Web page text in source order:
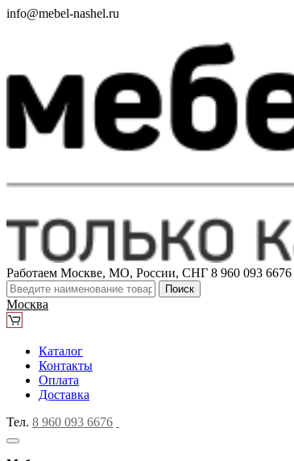
info@mebel-nashel.ru
Работаем Москве, МО, России, СНГ 8 960 093 6676
Поиск
Москва
Каталог
Контакты
Оплата
Доставка
Тел. 8 960 093 6676